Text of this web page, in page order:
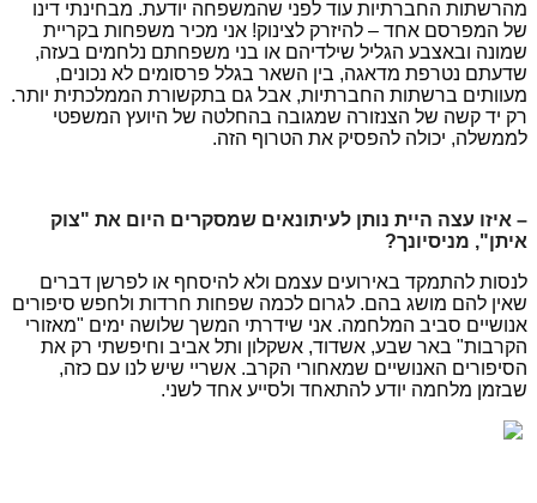
מהרשתות החברתיות עוד לפני שהמשפחה יודעת. מבחינתי דינו
של המפרסם אחד – להיזרק לצינוק! אני מכיר משפחות בקריית
שמונה ובאצבע הגליל שילדיהם או בני משפחתם נלחמים בעזה,
שדעתם נטרפת מדאגה, בין השאר בגלל פרסומים לא נכונים,
מעוותים ברשתות החברתיות, אבל גם בתקשורת הממלכתית יותר.
רק יד קשה של הצנזורה שמגובה בהחלטה של היועץ המשפטי
לממשלה, יכולה להפסיק את הטרוף הזה.
– איזו עצה היית נותן לעיתונאים שמסקרים היום את "צוק
איתן", מניסיונך?
לנסות להתמקד באירועים עצמם ולא להיסחף או לפרשן דברים
שאין להם מושג בהם. לגרום לכמה שפחות חרדות ולחפש סיפורים
אנושיים סביב המלחמה. אני שידרתי המשך שלושה ימים "מאזורי
הקרבות" באר שבע, אשדוד, אשקלון ותל אביב וחיפשתי רק את
הסיפורים האנושיים שמאחורי הקרב. אשריי שיש לנו עם כזה,
שבזמן מלחמה יודע להתאחד ולסייע אחד לשני.